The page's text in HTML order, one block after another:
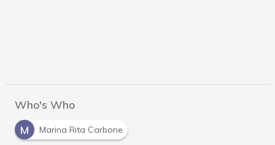
Who's Who
M
Marina Rita Carbone